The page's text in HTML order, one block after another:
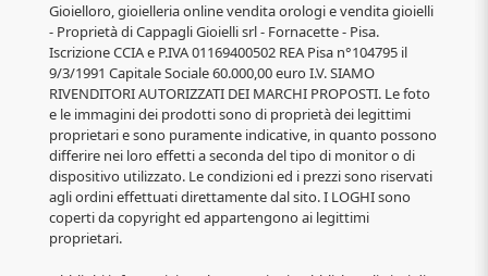
Gioielloro, gioielleria online vendita orologi e vendita gioielli
- Proprietà di Cappagli Gioielli srl - Fornacette - Pisa.
Iscrizione CCIA e P.IVA 01169400502 REA Pisa n°104795 il
9/3/1991 Capitale Sociale 60.000,00 euro I.V. SIAMO
RIVENDITORI AUTORIZZATI DEI MARCHI PROPOSTI. Le foto
e le immagini dei prodotti sono di proprietà dei legittimi
proprietari e sono puramente indicative, in quanto possono
differire nei loro effetti a seconda del tipo di monitor o di
dispositivo utilizzato. Le condizioni ed i prezzi sono riservati
agli ordini effettuati direttamente dal sito. I LOGHI sono
coperti da copyright ed appartengono ai legittimi
proprietari.